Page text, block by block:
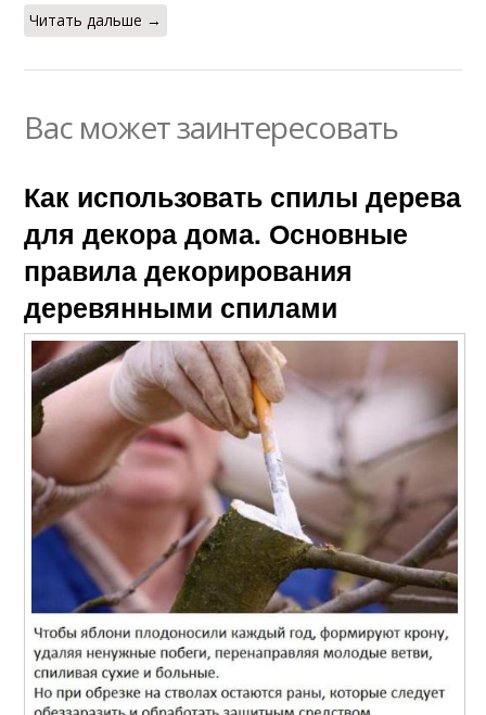
Читать дальше →
Вас может заинтересовать
Как использовать спилы дерева
для декора дома. Основные
правила декорирования
деревянными спилами